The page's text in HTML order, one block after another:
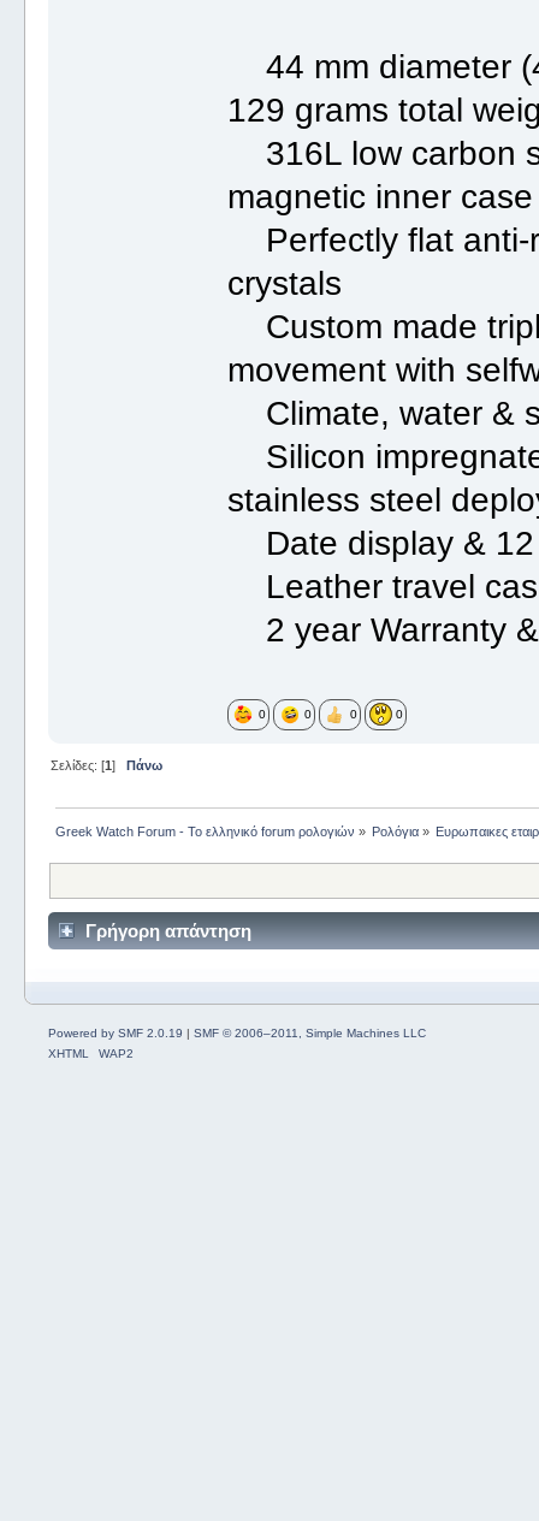
44 mm diameter
129 grams total
316L low carbon
magnetic inner case
Perfectly flat anti-
crystals
Custom made
movement with
Climate, water &
Silicon
stainless steel
Date display & 12
Leather travel
2 year Warranty
0 0 0 0
Σελίδες: [1] Πάνω
Greek Watch Forum - Το ελληνικό forum ρολογιών » Ρολόγια » Ευρωπαικες
Γρήγορη απάντηση
Powered by SMF 2.0.19 | SMF © 2006–2011, Simple Machines LLC
XHTML
WAP2